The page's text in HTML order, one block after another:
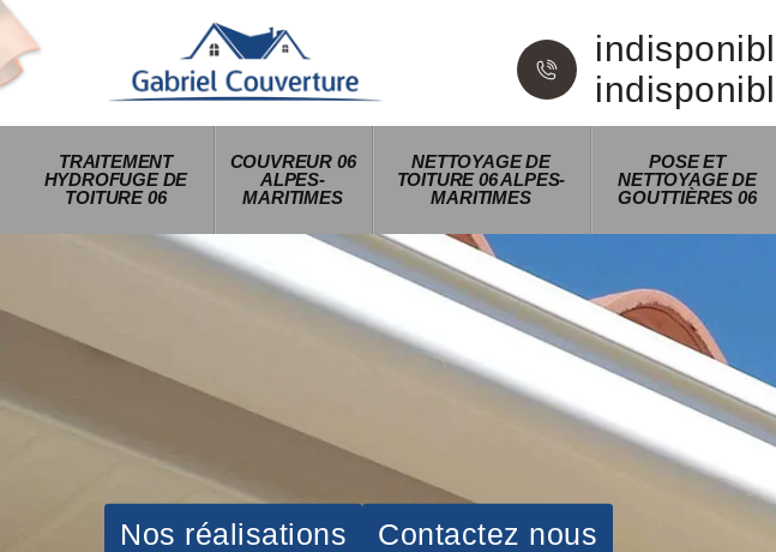
TRAITEMENT
HYDROFUGE DE
TOITURE 06
COUVREUR 06
ALPES-
MARITIMES
NETTOYAGE DE
TOITURE 06 ALPES-
MARITIMES
POSE ET
NETTOYAGE DE
GOUTTIÈRES 06
Nos réalisations Contactez nous